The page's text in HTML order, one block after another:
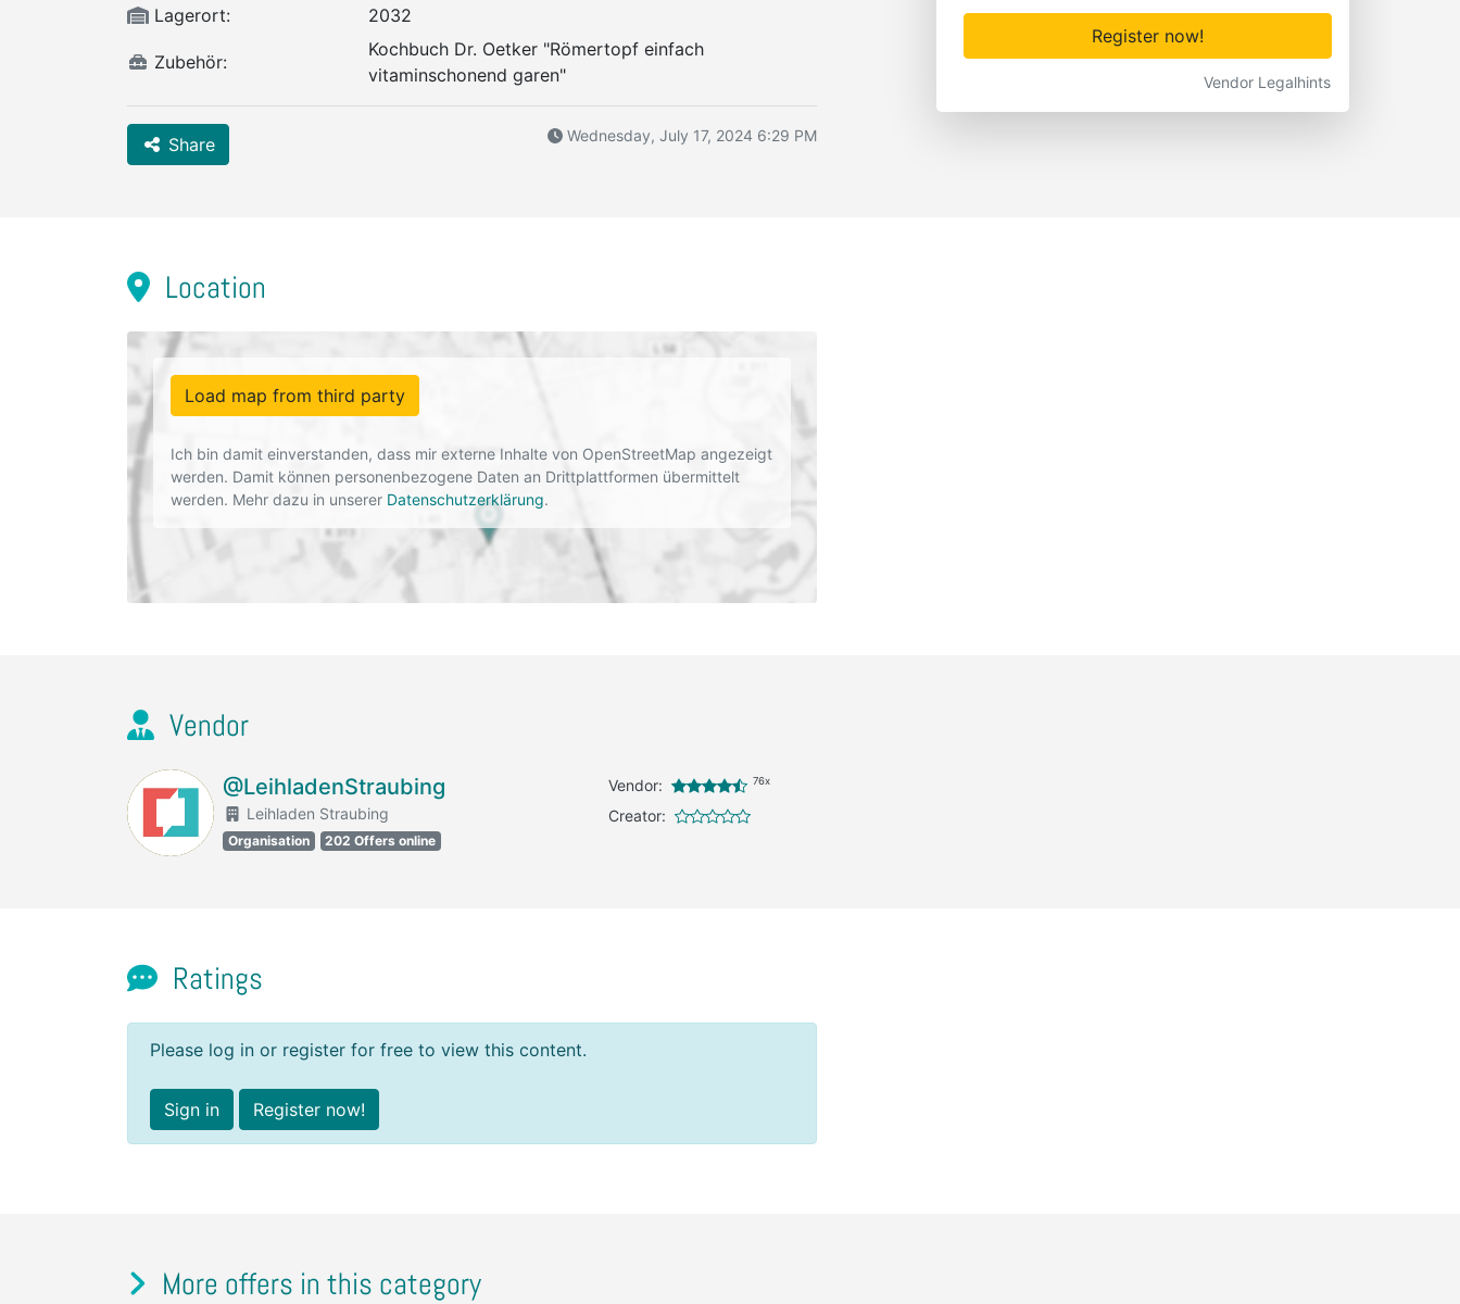
Register now!
Vendor Legalhints
Lagerort: 2032
Zubehör:
Kochbuch Dr. Oetker "Römertopf einfach
vitaminschonend garen"
Share Wednesday, July 17, 2024 6:29 PM
Location
Load map from third party
Ich bin damit einverstanden, dass mir externe Inhalte von OpenStreetMap angezeigt
werden. Damit können personenbezogene Daten an Drittplattformen übermittelt
werden. Mehr dazu in unserer Datenschutzerklärung.
Vendor
@LeihladenStraubing
Leihladen Straubing
Organisation 202 Offers online
Vendor: 76x
Creator:
Ratings
Please log in or register for free to view this content.
Sign in Register now!
More offers in this category